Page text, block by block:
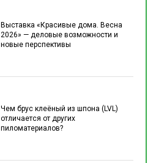
Выставка «Красивые дома. Весна
2026» — деловые возможности и
новые перспективы
Чем брус клеёный из шпона (LVL)
отличается от других
пиломатериалов?